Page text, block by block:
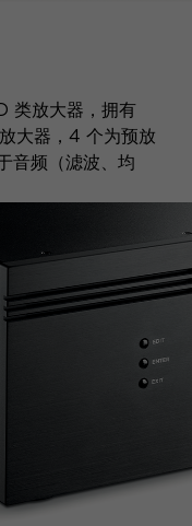
类放大器，拥有
大器，4 个为预放
音频（滤波、均